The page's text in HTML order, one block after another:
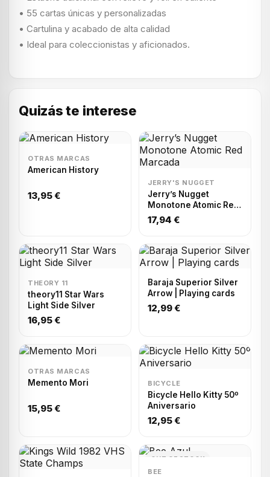
• 55 cartas únicas y personalizadas
• Cartulina y acabado de alta calidad
• Ideal para coleccionistas y aficionados.
Quizás te interese
OTRAS MARCAS
American History
13,95 €
JERRY'S NUGGET
Jerry’s Nugget
Monotone Atomic Red
Marcada
17,94 €
THEORY 11
theory11 Star Wars
Light Side Silver
16,95 €
Baraja Superior Silver
Arrow | Playing cards
12,99 €
OTRAS MARCAS
Memento Mori
15,95 €
BICYCLE
Bicycle Hello Kitty 50º
Aniversario
12,95 €
OUT OF STOCK
BEE